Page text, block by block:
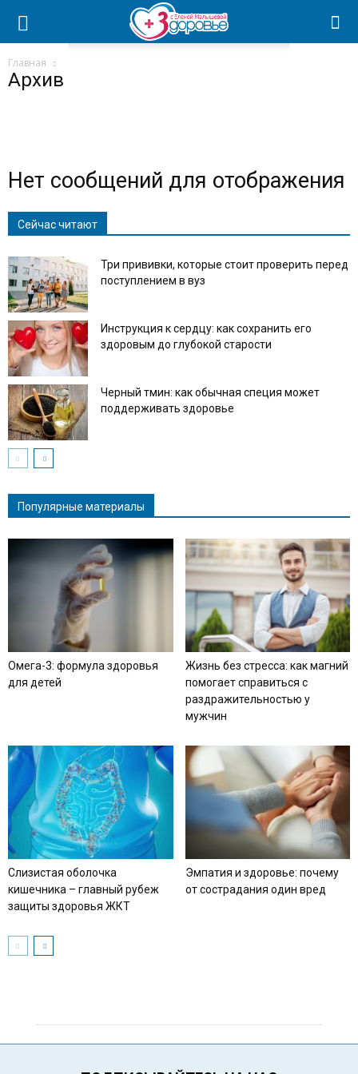
Главная
Архив
Нет сообщений для отображения
Сейчас читают
Три прививки, которые стоит проверить перед
поступлением в вуз
Инструкция к сердцу: как сохранить его
здоровым до глубокой старости
Черный тмин: как обычная специя может
поддерживать здоровье
Популярные материалы
Омега-3: формула здоровья
для детей
Жизнь без стресса: как магний
помогает справиться с
раздражительностью у
мужчин
Слизистая оболочка
кишечника – главный рубеж
защиты здоровья ЖКТ
Эмпатия и здоровье: почему
от сострадания один вред